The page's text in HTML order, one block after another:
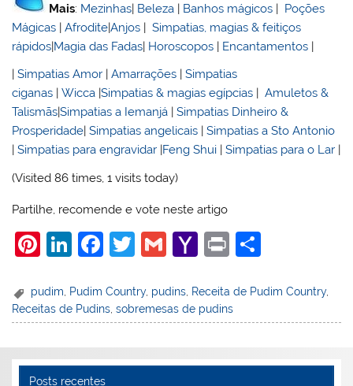
Mais: Mezinhas| Beleza | Banhos mágicos | Poções
Mágicas |Afrodite|Anjos |Simpatias, magias & feitiços
rápidos|Magia das Fadas| Horoscopos | Encantamentos |
|Simpatias Amor |Amarrações |Simpatias
ciganas |Wicca |Simpatias & magias egípcias |Amuletos &
Talismãs|Simpatias a Iemanjá |Simpatias Dinheiro &
Prosperidade|Simpatias angelicais |Simpatias a Sto Antonio
|Simpatias para engravidar |Feng Shui |Simpatias para o Lar |
(Visited 86 times, 1 visits today)
Partilhe, recomende e vote neste artigo
Pi
er
e
st
Li
k
e
n
F
c
e
o
T
itt
er
G
ai
l
Y
h
o
M
Pr
t
ar
e
pudim, Pudim Country, pudins, Receita de Pudim Country,
Receitas de Pudins ,sobremesas de pudins
Posts recentes